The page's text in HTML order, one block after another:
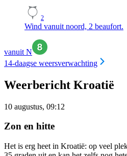
2
Wind vanuit noord, 2 beaufort.
vanuit N
14-daagse weersverwachting
Weerbericht Kroatië
10 augustus, 09:12
Zon en hitte
Het is erg heet in Kroatië: op veel